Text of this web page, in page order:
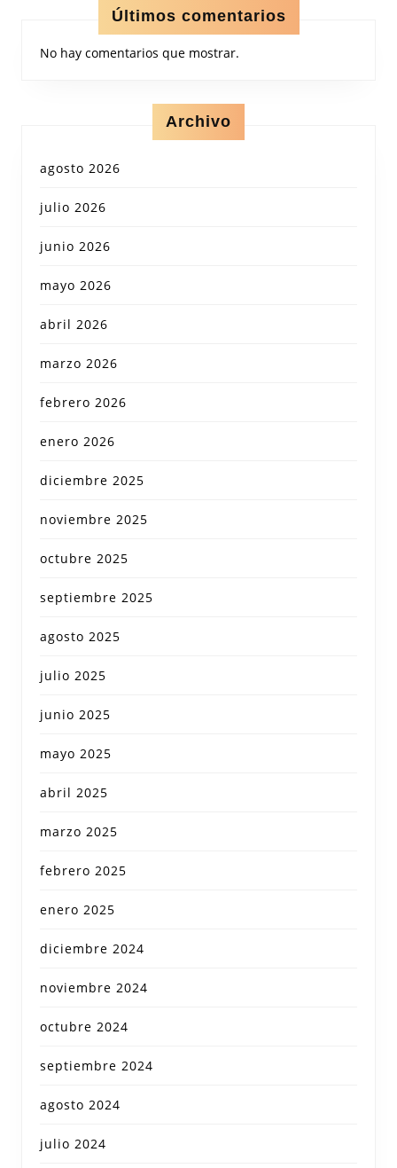
Últimos comentarios
No hay comentarios que mostrar.
Archivo
agosto 2026
julio 2026
junio 2026
mayo 2026
abril 2026
marzo 2026
febrero 2026
enero 2026
diciembre 2025
noviembre 2025
octubre 2025
septiembre 2025
agosto 2025
julio 2025
junio 2025
mayo 2025
abril 2025
marzo 2025
febrero 2025
enero 2025
diciembre 2024
noviembre 2024
octubre 2024
septiembre 2024
agosto 2024
julio 2024